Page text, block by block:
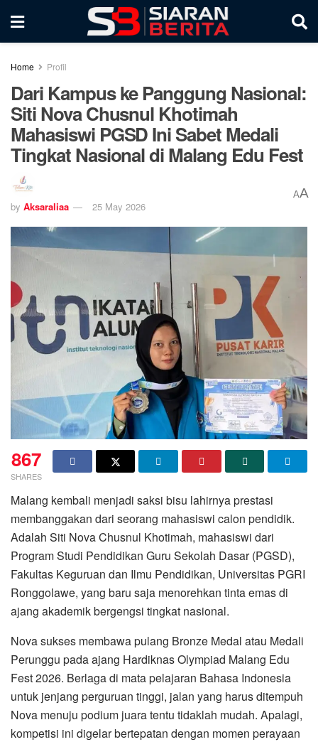
Home Profil
Dari Kampus ke Panggung Nasional:
Siti Nova Chusnul Khotimah
Mahasiswi PGSD Ini Sabet Medali
Tingkat Nasional di Malang Edu Fest
by Aksaraliaa 25 May 2026
AA
867
SHARES
Malang kembali menjadi saksi bisu lahirnya prestasi
membanggakan dari seorang mahasiswi calon pendidik.
Adalah Siti Nova Chusnul Khotimah, mahasiswi dari
Program Studi Pendidikan Guru Sekolah Dasar (PGSD),
Fakultas Keguruan dan Ilmu Pendidikan, Universitas PGRI
Ronggolawe, yang baru saja menorehkan tinta emas di
ajang akademik bergengsi tingkat nasional.
Nova sukses membawa pulang Bronze Medal atau Medali
Perunggu pada ajang Hardiknas Olympiad Malang Edu
Fest 2026. Berlaga di mata pelajaran Bahasa Indonesia
untuk jenjang perguruan tinggi, jalan yang harus ditempuh
Nova menuju podium juara tentu tidaklah mudah. Apalagi,
kompetisi ini digelar bertepatan dengan momen perayaan